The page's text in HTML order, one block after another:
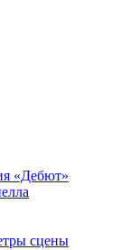
«Дебют»
сцены